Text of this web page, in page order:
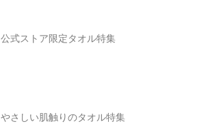
公式ストア限定タオル特集
やさしい肌触りのタオル特集